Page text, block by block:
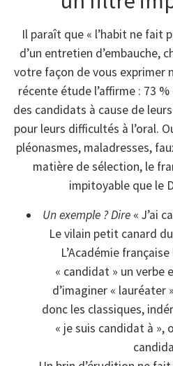
Il paraît que « l’habit ne fait
d’un entretien d’embauche,
votre façon de vous exprimer
récente étude l’affirme : 73
des candidats à cause de
pour leurs difficultés à l’oral.
pléonasmes, maladresses,
matière de sélection, le
impitoyable que le
Un exemple ? Dire« J’ai
Le vilain petit canard
L’Académie
« candidat » un verbe
d’imaginer «
donc les classiques,
« je suis candidat à »,